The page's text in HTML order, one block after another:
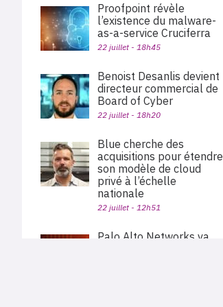
Proofpoint révèle
l’existence du malware-
as-a-service Cruciferra
22 juillet - 18h45
Benoist Desanlis devient
directeur commercial de
Board of Cyber
22 juillet - 18h20
Blue cherche des
acquisitions pour étendre
son modèle de cloud
privé à l’échelle
nationale
22 juillet - 12h51
Palo Alto Networks va